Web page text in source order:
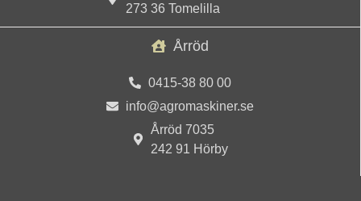
273 36 Tomelilla
Årröd
0415-38 80 00
info@agromaskiner.se
Årröd 7035
242 91 Hörby